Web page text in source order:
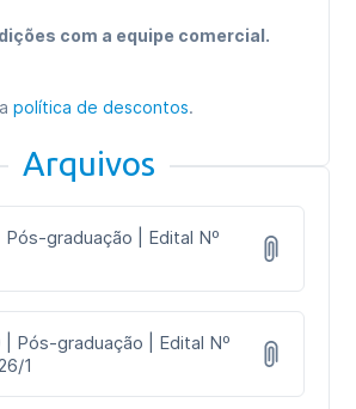
com a equipe comercial.
política de descontos.
Arquivos
Pós-graduação | Edital Nº
| Pós-graduação | Edital Nº
1